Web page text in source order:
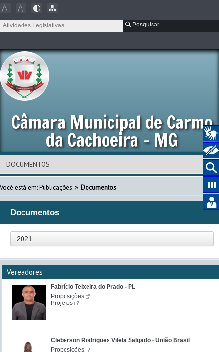
Pesquisar
Câmara Municipal de Carmo
da Cachoeira - MG
Você está em:Publicações » Documentos
Documentos
2021
Vereadores
Fabrício Teixeira do Prado - PL
Proposições
Projetos
Cleberson Rodrigues Vilela Salgado - União Brasil
Proposições